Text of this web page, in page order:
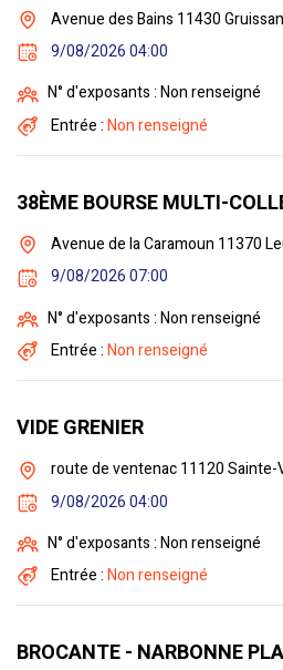
Avenue des Bains 11430
9/08/2026 04:00
N° d'exposants : Non renseigné
Entrée :Non renseigné
38ÈME BOURSE MULTI-
Avenue de la Caramoun 11370
9/08/2026 07:00
N° d'exposants : Non renseigné
Entrée :Non renseigné
VIDE GRENIER
route de ventenac 11120
9/08/2026 04:00
N° d'exposants : Non renseigné
Entrée :Non renseigné
BROCANTE - NARBONNE